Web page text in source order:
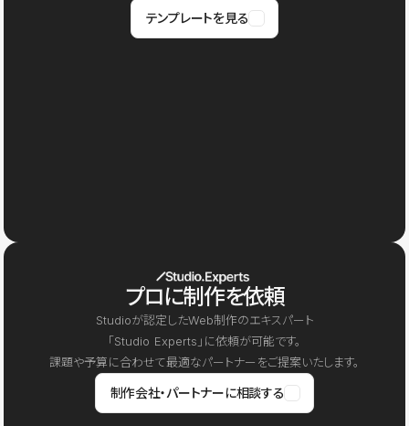
テンプレートを見る
プロに制作を依頼
Studioが認定したWeb制作のエキスパート
「Studio Experts」に依頼が可能です。
課題や予算に合わせて最適なパートナーをご提案いたします。
制作会社・パートナーに相談する